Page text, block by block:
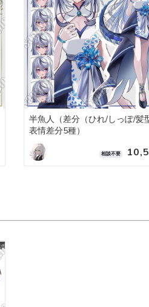
半魚人（差分（ひれ/しっぽ/髪
表情差分5種）
相談不要